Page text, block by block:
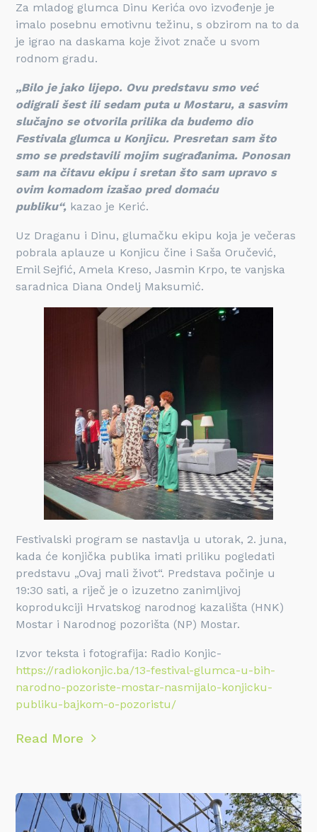
Za mladog glumca Dinu Kerića ovo izvođenje je
imalo posebnu emotivnu težinu, s obzirom na to da
je igrao na daskama koje život znače u svom
rodnom gradu.
„Bilo je jako lijepo. Ovu predstavu smo već
odigrali šest ili sedam puta u Mostaru, a sasvim
slučajno se otvorila prilika da budemo dio
Festivala glumca u Konjicu. Presretan sam što
smo se predstavili mojim sugrađanima. Ponosan
sam na čitavu ekipu i sretan što sam upravo s
ovim komadom izašao pred domaću
publiku“, kazao je Kerić.
Uz Draganu i Dinu, glumačku ekipu koja je večeras
pobrala aplauze u Konjicu čine i Saša Oručević,
Emil Sejfić, Amela Kreso, Jasmin Krpo, te vanjska
saradnica Diana Ondelj Maksumić.
Festivalski program se nastavlja u utorak, 2. juna,
kada će konjička publika imati priliku pogledati
predstavu „Ovaj mali život“. Predstava počinje u
19:30 sati, a riječ je o izuzetno zanimljivoj
koprodukciji Hrvatskog narodnog kazališta (HNK)
Mostar i Narodnog pozorišta (NP) Mostar.
Izvor teksta i fotografija: Radio Konjic-
https://radiokonjic.ba/13-festival-glumca-u-bih-
narodno-pozoriste-mostar-nasmijalo-konjicku-
publiku-bajkom-o-pozoristu/
Read More